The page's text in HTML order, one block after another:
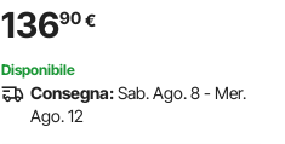
per Trasporto Merci Pacchi
13690€
Disponibile
Consegna:Sab. Ago. 8 - Mer.
Ago. 12